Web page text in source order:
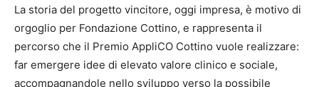
La storia del progetto vincitore, oggi impresa, è motivo di
orgoglio per Fondazione Cottino, e rappresenta il
percorso che il Premio AppliCO Cottino vuole realizzare:
far emergere idee di elevato valore clinico e sociale,
accompagnandole nello sviluppo verso la possibile